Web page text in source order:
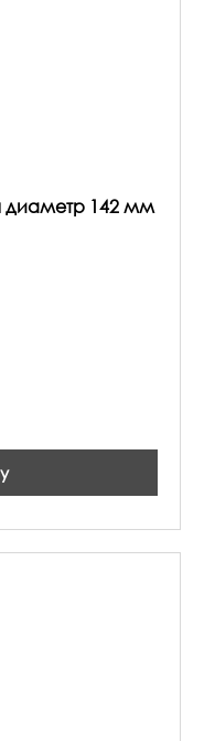
диаметр 142 мм